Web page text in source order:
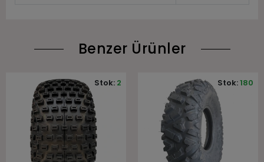
Benzer Ürünler
Stok: 2 Stok:180